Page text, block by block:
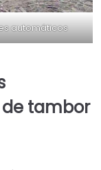
automáticos
tambor